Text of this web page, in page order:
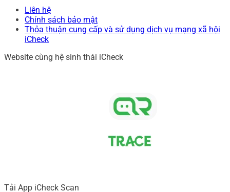
Liên hệ
Chính sách bảo mật
Thỏa thuận cung cấp và sử dụng dịch vụ mạng xã hội
iCheck
Website cùng hệ sinh thái iCheck
Tải App iCheck Scan